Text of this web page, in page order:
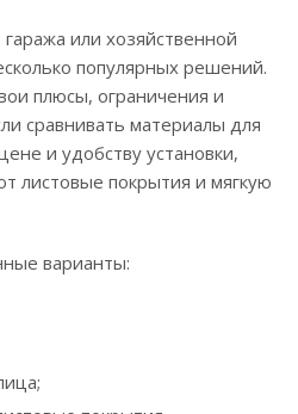
или хозяйственной
популярных решений.
плюсы, ограничения и
сравнивать материалы для
и удобству установки,
листовые покрытия и мягкую
варианты: